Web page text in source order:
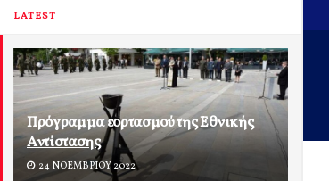
LATEST
Πρόγραμμα εορτασμού της Εθνικής
Αντίστασης
24 ΝΟΕΜΒΡΊΟΥ 2022